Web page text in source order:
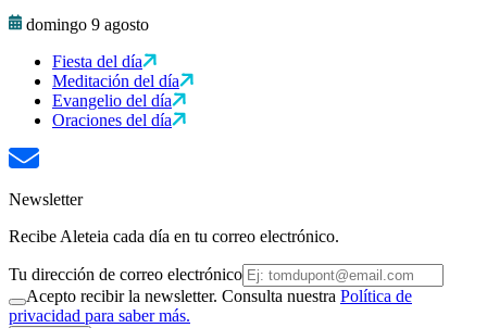
domingo 9 agosto
Fiesta del día
Meditación del día
Evangelio del día
Oraciones del día
Newsletter
Recibe Aleteia cada día en tu correo electrónico.
Tu dirección de correo electrónico
Acepto recibir la newsletter. Consulta nuestra Política de
privacidad para saber más.